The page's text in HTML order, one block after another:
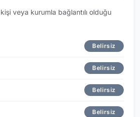
kişi veya kurumla bağlantılı olduğu
Belirsiz
Belirsiz
Belirsiz
Belirsiz